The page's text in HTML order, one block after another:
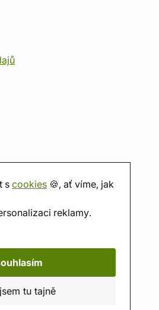
scookies 🍪, ať víme, jak
reklamy.
tu tajně